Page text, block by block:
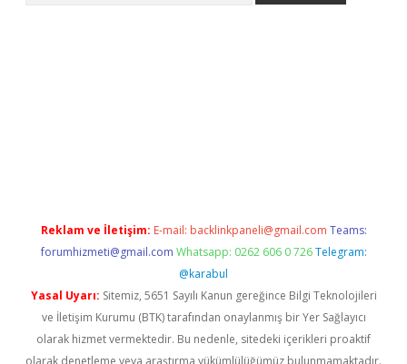
Reklam ve İletişim: E-mail: backlinkpaneli@gmail.com Teams:
forumhizmeti@gmail.com Whatsapp: 0262 606 0 726 Telegram:
@karabul
Yasal Uyarı: Sitemiz, 5651 Sayılı Kanun gereğince Bilgi Teknolojileri
ve İletişim Kurumu (BTK) tarafından onaylanmış bir Yer Sağlayıcı
olarak hizmet vermektedir. Bu nedenle, sitedeki içerikleri proaktif
olarak denetleme veya araştırma yükümlülüğümüz bulunmamaktadır.